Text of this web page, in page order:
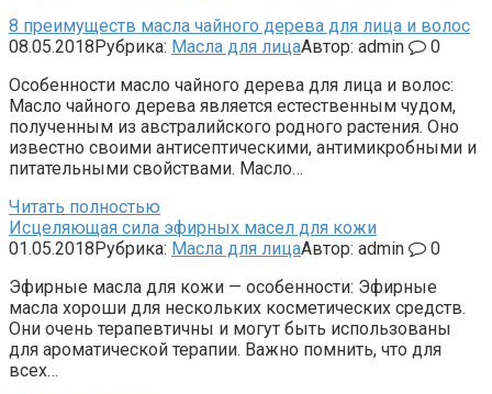
8 преимуществ масла чайного дерева для лица и волос
08.05.2018Рубрика: Масла для лицаАвтор: admin
0
Особенности масло чайного дерева для лица и волос:
Масло чайного дерева является естественным чудом,
полученным из австралийского родного растения. Оно
известно своими антисептическими, антимикробными и
питательными свойствами. Масло…
Читать полностью
Исцеляющая сила эфирных масел для кожи
01.05.2018Рубрика: Масла для лицаАвтор: admin
0
Эфирные масла для кожи — особенности: Эфирные
масла хороши для нескольких косметических средств.
Они очень терапевтичны и могут быть использованы
для ароматической терапии. Важно помнить, что для
всех…